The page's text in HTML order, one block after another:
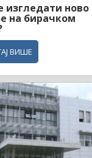
изгледати ново
на бирачком
ВИШЕ